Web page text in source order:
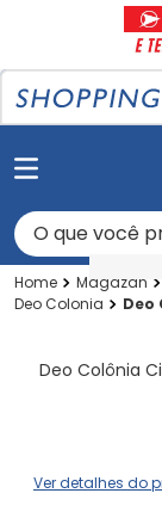
O que você
Magazan
Deo Colonia
Deo
Deo Colônia
Ver detalhes do